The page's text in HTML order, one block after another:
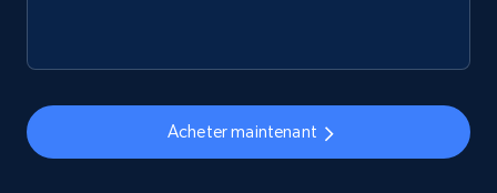
1.6K+ 181+ Buy Now
Acheter maintenant